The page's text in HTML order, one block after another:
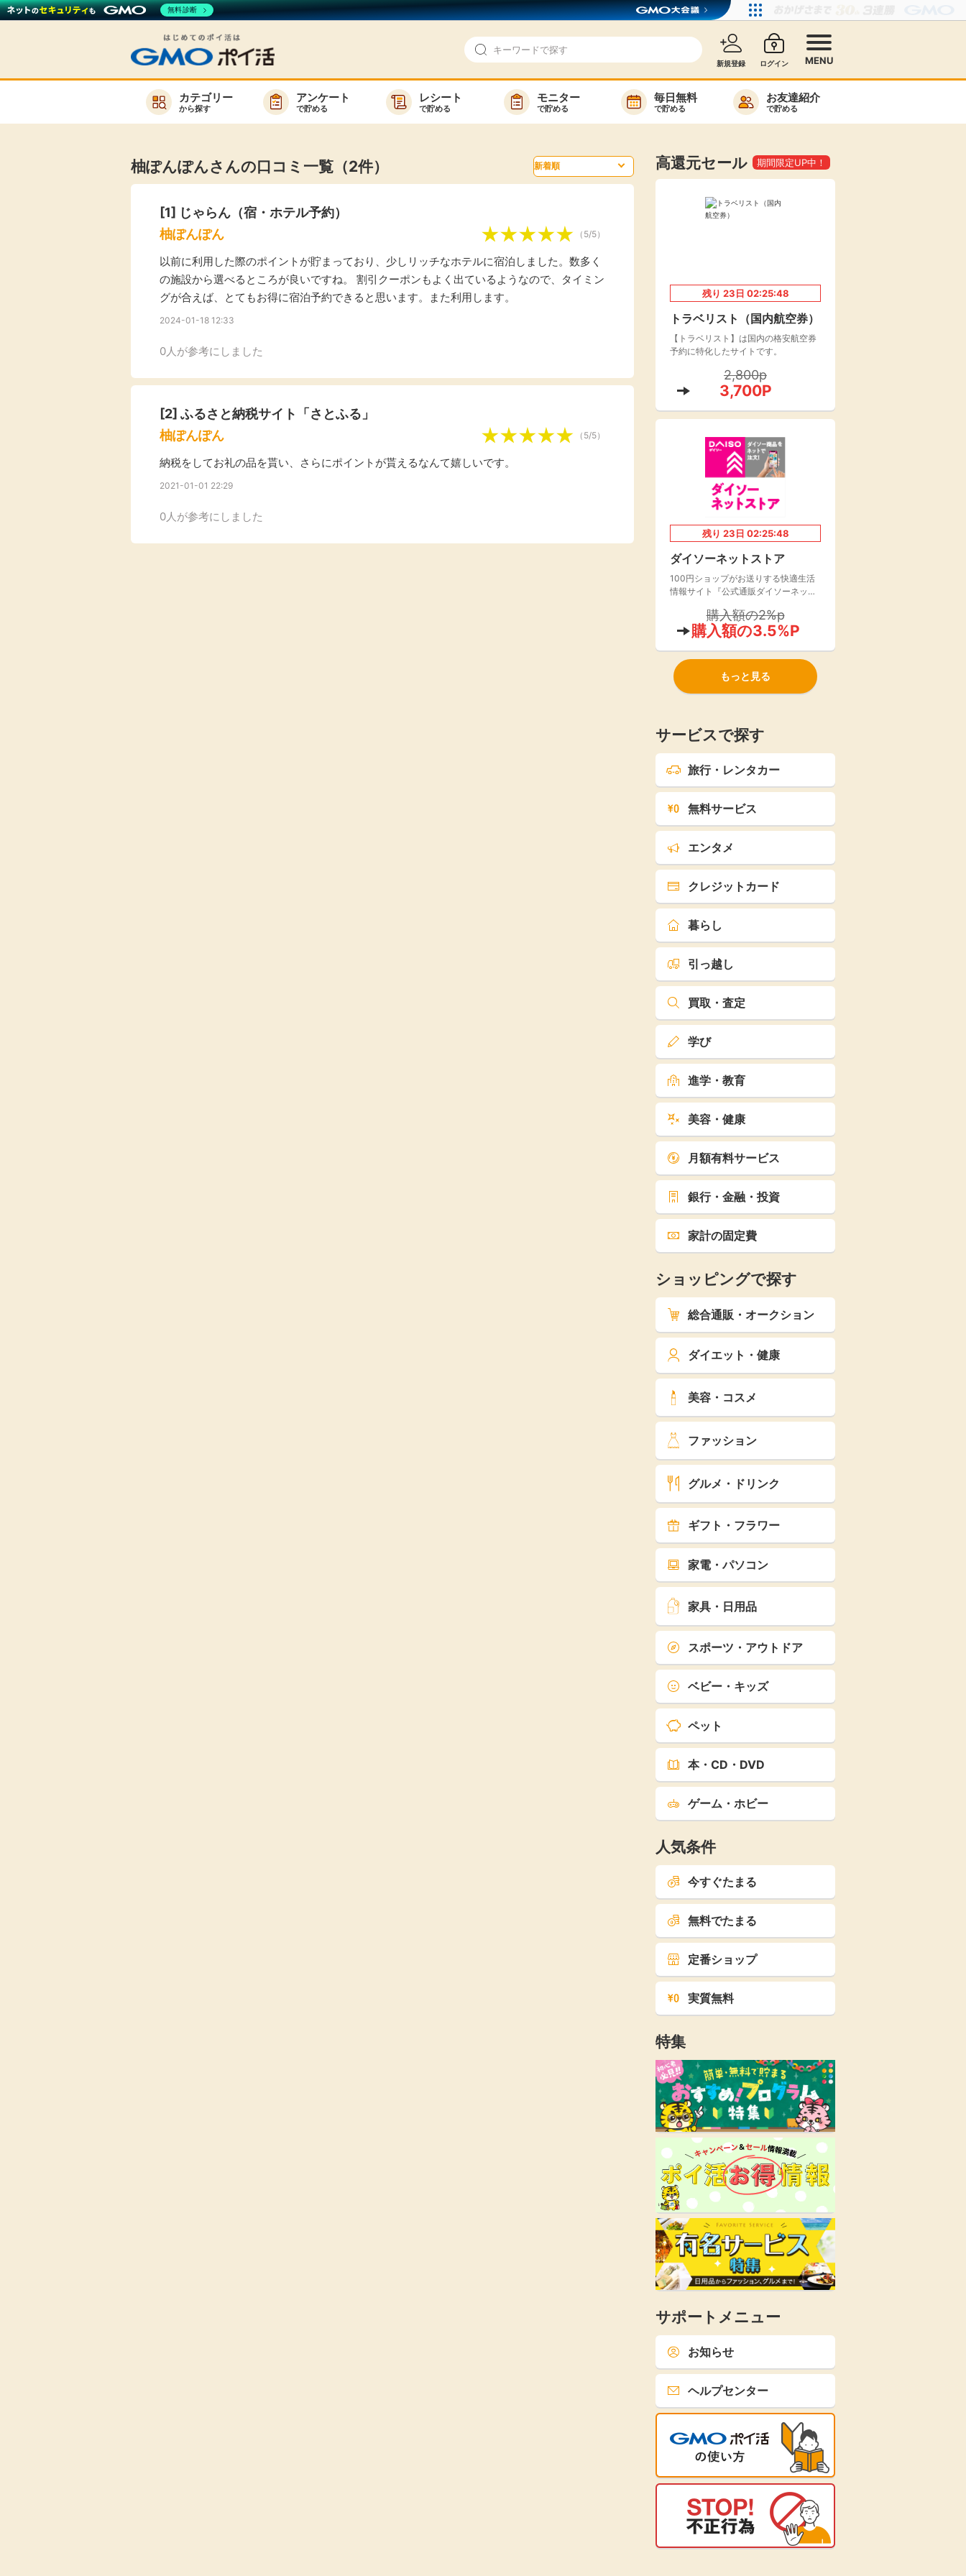
新規登録 ログイン MENU
お知らせ
高還元
無料
ゲーム
買い物
モニター
お友達紹介
ポイ活お得情報
GMOポイ活の使い方
毎日ゲット
カテゴリー
から探す
アンケート
で貯める
レシート
で貯める
モニター
で貯める
毎日無料
で貯める
お友達紹介
で貯める
キーワードで検索
（楽天ファッショ
ン）
購入額の3.5%P
340P 購入額の0.7%P
楽天toto【無料利
用登録】
140P
楽天レシピ
100P
その他の楽天サービス
レシ活
ポイ活
キャンペーン
情報
柚ぽんぽんさんの口コミ一覧（2件）
[1] じゃらん（宿・ホテル予約）
柚ぽんぽん
（5/5）
以前に利用した際のポイントが貯まっており、少しリッチなホテルに宿泊しました。数多く
の施設から選べるところが良いですね。 割引クーポンもよく出ているようなので、タイミン
グが合えば、とてもお得に宿泊予約できると思います。また利用します。
2024-01-18 12:33
0人が参考にしました
[2] ふるさと納税サイト「さとふる」
柚ぽんぽん
（5/5）
納税をしてお礼の品を貰い、さらにポイントが貰えるなんて嬉しいです。
2021-01-01 22:29
0人が参考にしました
高還元セール 期間限定UP中！
残り 23日 02:25:48
トラベリスト（国内航空券）
【トラベリスト】は国内の格安航空券
予約に特化したサイトです。
2,800p
3,700P
残り 23日 02:25:48
ダイソーネットストア
100円ショップがお送りする快適生活
情報サイト『公式通販ダイソーネット
購入額の2%p
購入額の3.5%P
もっと見る
サービスで探す
旅行・レンタカー
無料サービス
エンタメ
クレジットカード
暮らし
引っ越し
買取・査定
学び
進学・教育
美容・健康
月額有料サービス
銀行・金融・投資
家計の固定費
ショッピングで探す
総合通販・オークション
ダイエット・健康
美容・コスメ
ファッション
グルメ・ドリンク
ギフト・フラワー
家電・パソコン
家具・日用品
スポーツ・アウトドア
ベビー・キッズ
ペット
本・CD・DVD
ゲーム・ホビー
人気条件
今すぐたまる
無料でたまる
定番ショップ
実質無料
特集
サポートメニュー
お知らせ
ヘルプセンター
無料診断